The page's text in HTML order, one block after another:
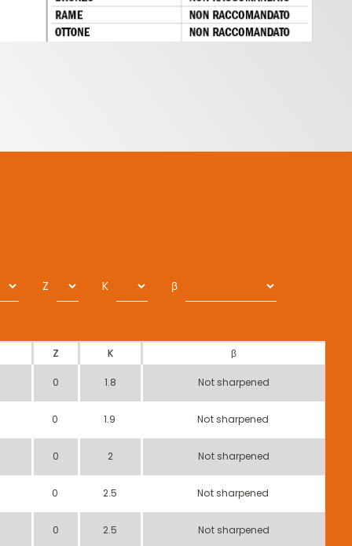
Z K β
Z K
β
0 1.8 Not sharpened
0 1.9 Not sharpened
0 2 Not sharpened
0 2.5 Not sharpened
0 2.5 Not sharpened